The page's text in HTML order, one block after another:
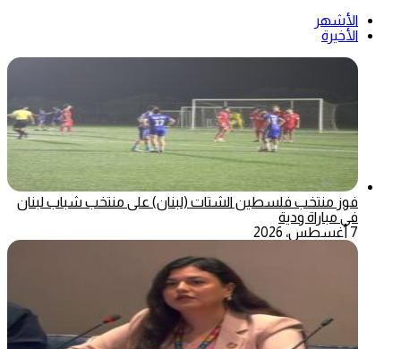
الأشهر
الأخيرة
فوز منتخب فلسطين الشتات (لبنان) على منتخب شباب لبنان
في مباراة ودية
7 أغسطس، 2026